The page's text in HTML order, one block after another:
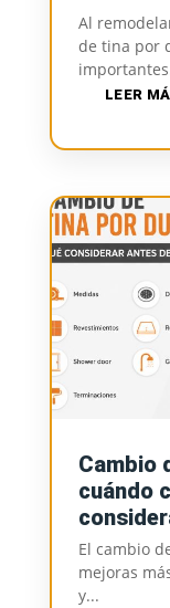
Al
de tina por
LEER
Cambio
cuándo
El cambio
mejoras
y...